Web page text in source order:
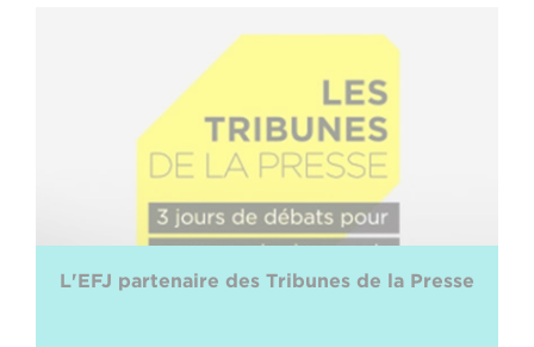
L'EFJ partenaire des Tribunes de la Presse